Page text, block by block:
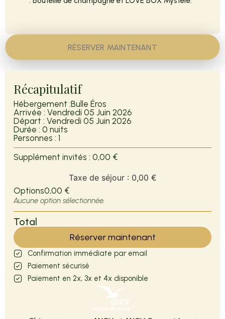
RÉSERVER MAINTENANT
Récapitulatif
Hébergement :Bulle Éros
Arrivée : Vendredi 05 Juin 2026
Départ : Vendredi 05 Juin 2026
Durée : 0 nuits
Personnes : 1
Supplément invités : 0,00 €
Taxe de séjour : 0,00 €
Options0,00 €
Aucune option sélectionnée.
Total
Réserver maintenant
Confirmation immédiate par email
Paiement sécurisé
Paiement en 2x, 3x et 4x disponible